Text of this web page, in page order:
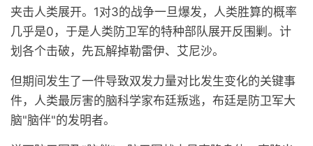
夹击人类展开。1对3的战争一旦爆发，人类胜算的概率
几乎是0，于是人类防卫军的特种部队展开反围剿。计
划各个击破，先瓦解掉勒雷伊、艾尼沙。
但期间发生了一件导致双发力量对比发生变化的关键事
件，人类最厉害的脑科学家布廷叛逃，布廷是防卫军大
脑"脑伴"的发明者。